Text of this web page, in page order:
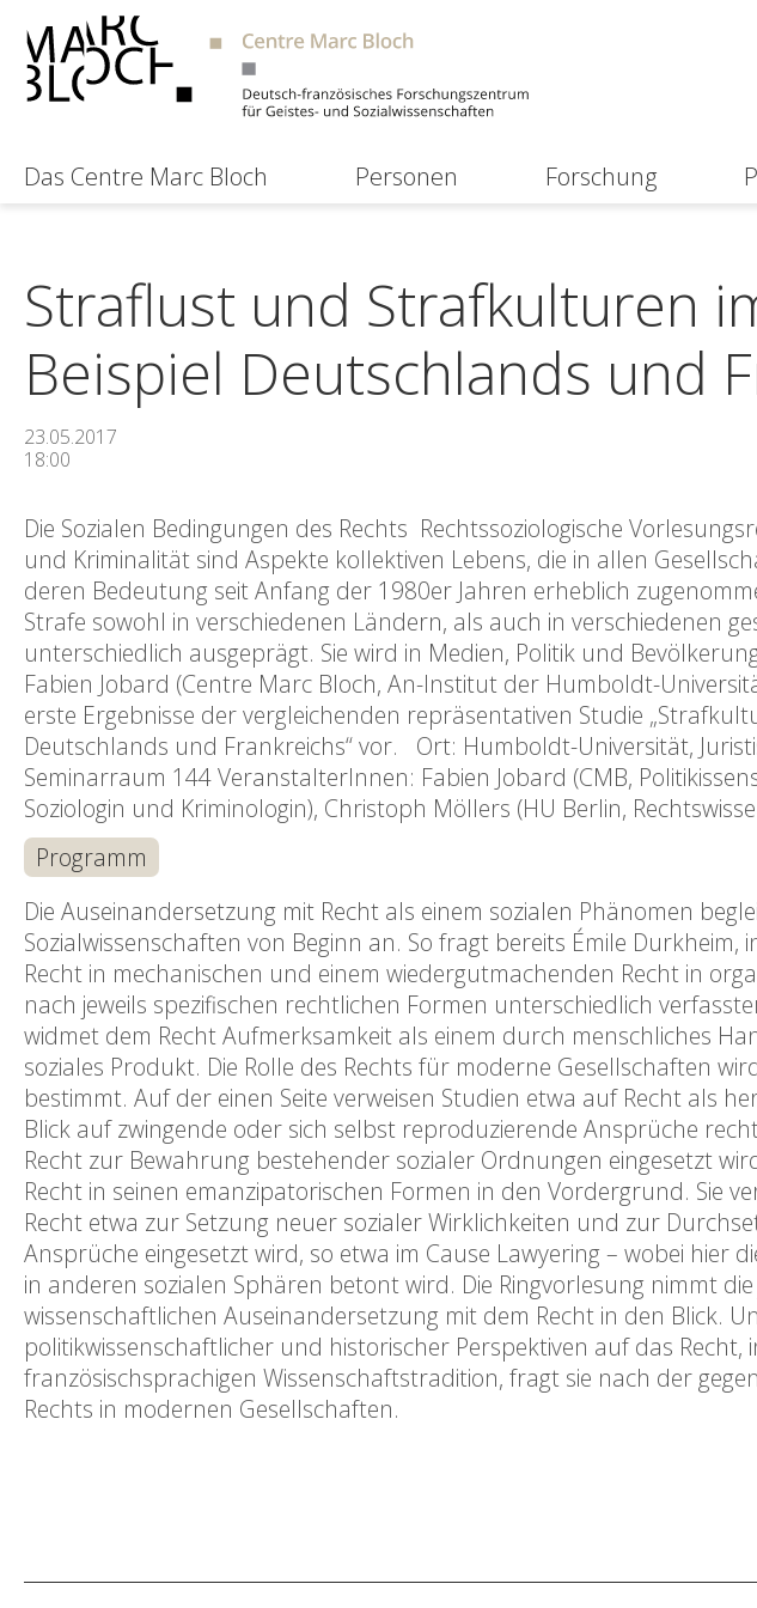
Das Centre Marc Bloch Personen Forschung
Straflust und Strafkulturen
Beispiel Deutschlands und
23.05.2017
18:00
Die Sozialen Bedingungen des Rechts Rechtssoziologische
und Kriminalität sind Aspekte kollektiven Lebens, die in allen
deren Bedeutung seit Anfang der 1980er Jahren erheblich
Strafe sowohl in verschiedenen Ländern, als auch in verschiedenen
unterschiedlich ausgeprägt. Sie wird in Medien, Politik und
Fabien Jobard (Centre Marc Bloch, An-Institut der Humboldt-
erste Ergebnisse der vergleichenden repräsentativen Studie
Deutschlands und Frankreichs“ vor. Ort: Humboldt-Universität,
Seminarraum 144 VeranstalterInnen: Fabien Jobard (CMB,
Soziologin und Kriminologin), Christoph Möllers (HU Berlin,
Programm
Die Auseinandersetzung mit Recht als einem sozialen Phänomen
Sozialwissenschaften von Beginn an. So fragt bereits Émile Durkheim,
Recht in mechanischen und einem wiedergutmachenden Recht in
nach jeweils spezifischen rechtlichen Formen unterschiedlich
widmet dem Recht Aufmerksamkeit als einem durch menschliches
soziales Produkt. Die Rolle des Rechts für moderne Gesellschaften
bestimmt. Auf der einen Seite verweisen Studien etwa auf Recht als
Blick auf zwingende oder sich selbst reproduzierende Ansprüche
Recht zur Bewahrung bestehender sozialer Ordnungen eingesetzt
Recht in seinen emanzipatorischen Formen in den Vordergrund. Sie
Recht etwa zur Setzung neuer sozialer Wirklichkeiten und zur
Ansprüche eingesetzt wird, so etwa im Cause Lawyering – wobei hier
in anderen sozialen Sphären betont wird. Die Ringvorlesung nimmt
wissenschaftlichen Auseinandersetzung mit dem Recht in den Blick.
politikwissenschaftlicher und historischer Perspektiven auf das Recht,
französischsprachigen Wissenschaftstradition, fragt sie nach der
Rechts in modernen Gesellschaften.